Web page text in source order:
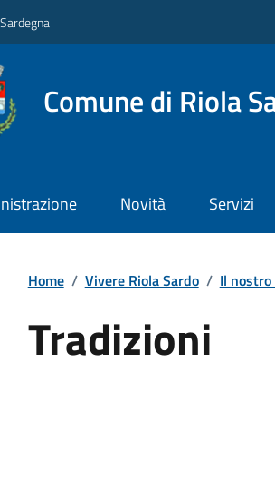
Comune di Riola
Novità Servizi
Home / Vivere Riola Sardo / Il
Tradizioni